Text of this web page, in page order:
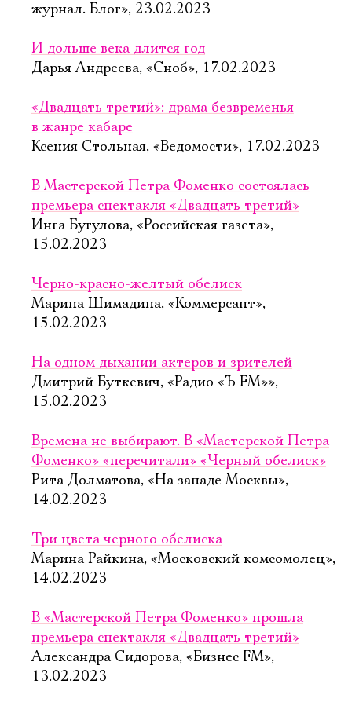
журнал. Блог», 23.02.2023
И дольше века длится год
Дарья Андреева, «Сноб», 17.02.2023
«Двадцать третий»: драма безвременья
в жанре кабаре
Ксения Стольная, «Ведомости», 17.02.2023
В Мастерской Петра Фоменко состоялась
премьера спектакля «Двадцать третий»
Инга Бугулова, «Российская газета»,
15.02.2023
Черно-красно-желтый обелиск
Марина Шимадина, «Коммерсант»,
15.02.2023
На одном дыхании актеров и зрителей
Дмитрий Буткевич, «Радио «Ъ FM»»,
15.02.2023
Времена не выбирают. В «Мастерской Петра
Фоменко» «перечитали» «Черный обелиск»
Рита Долматова, «На западе Москвы»,
14.02.2023
Три цвета черного обелиска
Марина Райкина, «Московский комсомолец»,
14.02.2023
В «Мастерской Петра Фоменко» прошла
премьера спектакля «Двадцать третий»
Александра Сидорова, «Бизнес FM»,
13.02.2023